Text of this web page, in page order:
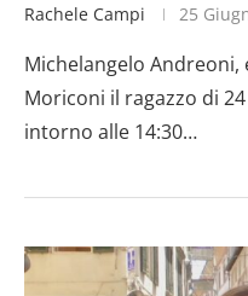
Rachele Campi 25
Michelangelo
Moriconi il ragazzo di
intorno alle 14:30…